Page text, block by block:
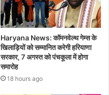
Haryana News: कॉमनवेल्थ गेम्स के
खिलाड़ियों को सम्मानित करेगी हरियाणा
सरकार, 7 अगस्त को पंचकूला में होगा
समारोह
18 hours ago